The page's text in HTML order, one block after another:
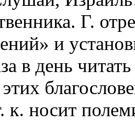
Г.
и
в день
к. носит